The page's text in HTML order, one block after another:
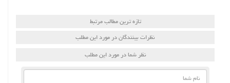
تازه ترین مطالب مرتبط
نظرات بینندگان در مورد این مطلب
نظر شما در مورد این مطلب